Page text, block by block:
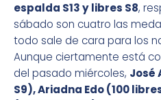
espalda S13 y libres S8,
sábado son cuatro las
todo sale de cara para los
Aunque ciertamente está
del pasado miércoles, José
S9), Ariadna Edo (100